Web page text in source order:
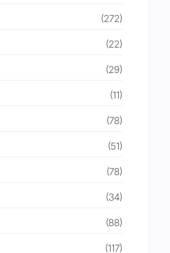
(272)
(22)
(29)
(11)
(78)
(51)
(78)
(34)
(88)
(117)